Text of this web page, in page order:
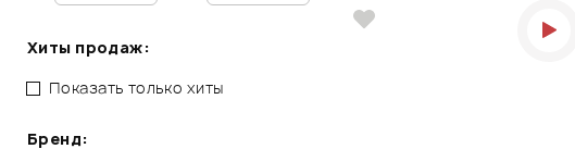
Хиты продаж:
Показать только хиты
Бренд: